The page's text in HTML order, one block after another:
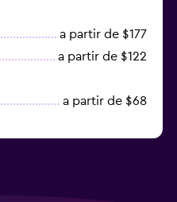
a partir de $177
a partir de $122
a partir de $68